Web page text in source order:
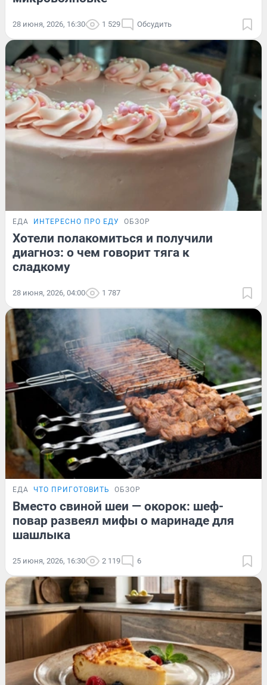
28 июня, 2026, 16:30 1 529 Обсудить
ЕДА ИНТЕРЕСНО ПРО ЕДУ ОБЗОР
Хотели полакомиться и получили
диагноз: о чем говорит тяга к
сладкому
28 июня, 2026, 04:00 1 787
ЕДА ЧТО ПРИГОТОВИТЬ ОБЗОР
Вместо свиной шеи — окорок: шеф-
повар развеял мифы о маринаде для
шашлыка
25 июня, 2026, 16:30 2 119 6